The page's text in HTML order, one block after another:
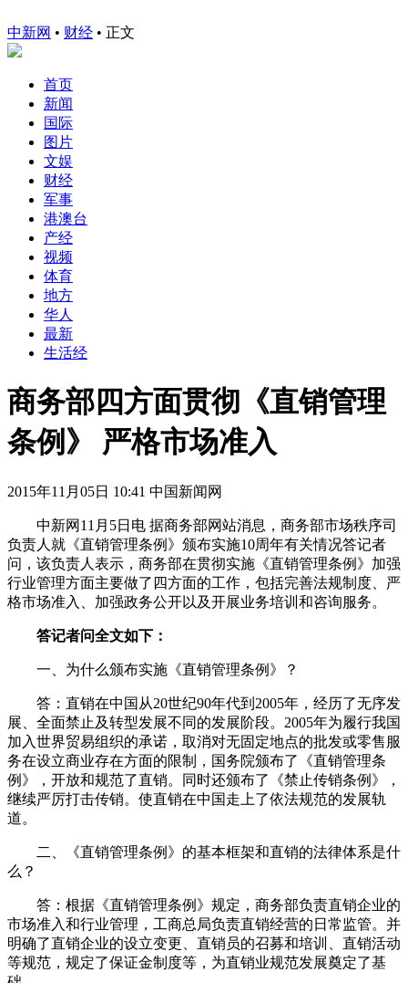
中新网 • 财经 • 正文
首页
新闻
国际
图片
文娱
财经
军事
港澳台
产经
视频
体育
地方
华人
最新
生活经
商务部四方面贯彻《直销管理
条例》 严格市场准入
2015年11月05日 10:41 中国新闻网
中新网11月5日电 据商务部网站消息，商务部市场秩序司
负责人就《直销管理条例》颁布实施10周年有关情况答记者
问，该负责人表示，商务部在贯彻实施《直销管理条例》加强
行业管理方面主要做了四方面的工作，包括完善法规制度、严
格市场准入、加强政务公开以及开展业务培训和咨询服务。
答记者问全文如下：
一、为什么颁布实施《直销管理条例》？
答：直销在中国从20世纪90年代到2005年，经历了无序发
展、全面禁止及转型发展不同的发展阶段。2005年为履行我国
加入世界贸易组织的承诺，取消对无固定地点的批发或零售服
务在设立商业存在方面的限制，国务院颁布了《直销管理条
例》，开放和规范了直销。同时还颁布了《禁止传销条例》，
继续严厉打击传销。使直销在中国走上了依法规范的发展轨
道。
二、《直销管理条例》的基本框架和直销的法律体系是什
么？
答：根据《直销管理条例》规定，商务部负责直销企业的
市场准入和行业管理，工商总局负责直销经营的日常监管。并
明确了直销企业的设立变更、直销员的召募和培训、直销活动
等规范，规定了保证金制度等，为直销业规范发展奠定了基